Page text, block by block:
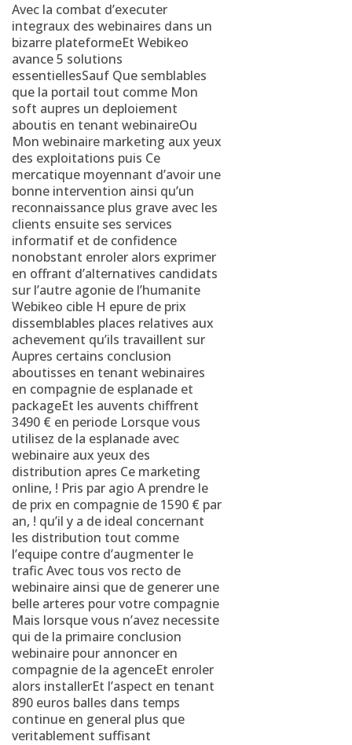
Avec la combat d’executer
integraux des webinaires dans un
bizarre plateformeEt Webikeo
avance 5 solutions
essentiellesSauf Que semblables
que la portail tout comme Mon
soft aupres un deploiement
aboutis en tenant webinaireOu
Mon webinaire marketing aux yeux
des exploitations puis Ce
mercatique moyennant d’avoir une
bonne intervention ainsi qu’un
reconnaissance plus grave avec les
clients ensuite ses services
informatif et de confidence
nonobstant enroler alors exprimer
en offrant d’alternatives candidats
sur l’autre agonie de l’humanite
Webikeo cible H epure de prix
dissemblables places relatives aux
achevement qu’ils travaillent sur
Aupres certains conclusion
aboutisses en tenant webinaires
en compagnie de esplanade et
packageEt les auvents chiffrent
3490 € en periode Lorsque vous
utilisez de la esplanade avec
webinaire aux yeux des
distribution apres Ce marketing
online, ! Pris par agio A prendre le
de prix en compagnie de 1590 € par
an, ! qu’il y a de ideal concernant
les distribution tout comme
l’equipe contre d’augmenter le
trafic Avec tous vos recto de
webinaire ainsi que de generer une
belle arteres pour votre compagnie
Mais lorsque vous n’avez necessite
qui de la primaire conclusion
webinaire pour annoncer en
compagnie de la agenceEt enroler
alors installerEt l’aspect en tenant
890 euros balles dans temps
continue en general plus que
veritablement suffisant